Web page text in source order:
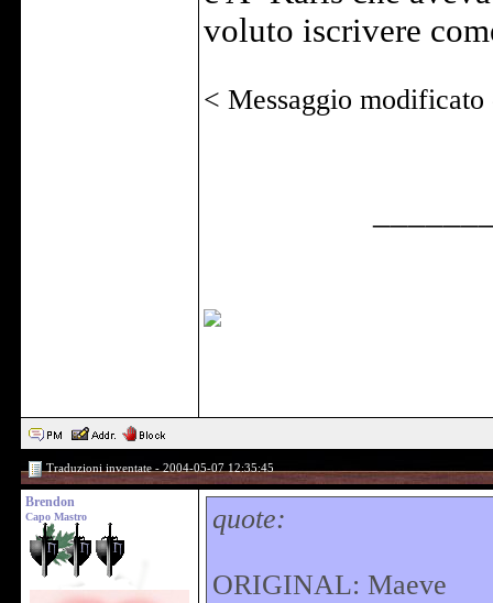
voluto iscrivere
< Messaggio
Traduzioni inventate - 2004-05-07 12:35:45
Brendon
Capo Mastro quote:
ORIGINAL: Maeve